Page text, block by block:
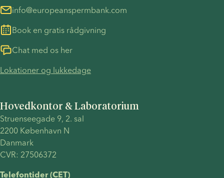
Hovedkontor & Laboratorium
Struenseegade 9, 2. sal
2200 København N
Danmark
CVR: 27506372
Telefontider (CET)
info@europeanspermbank.com
Book en gratis rådgivning
Chat med os her
Lokationer og lukkedage